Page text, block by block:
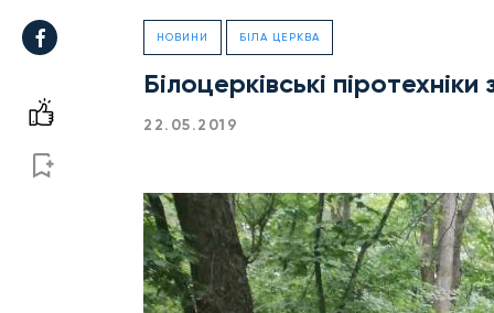
НОВИНИ БІЛА ЦЕРКВА
Білоцерківські
22.05.2019